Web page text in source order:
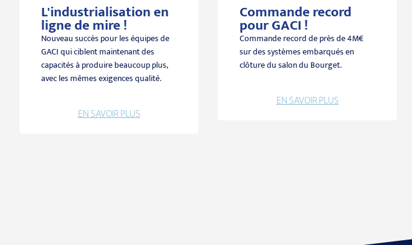
L'industrialisation en
ligne de mire !
Nouveau succès pour les équipes de
GACI qui ciblent maintenant des
capacités à produire beaucoup plus,
avec les mêmes exigences qualité.
EN SAVOIR PLUS
Commande record
pour GACI !
Commande record de près de 4M€
sur des systèmes embarqués en
clôture du salon du Bourget.
EN SAVOIR PLUS